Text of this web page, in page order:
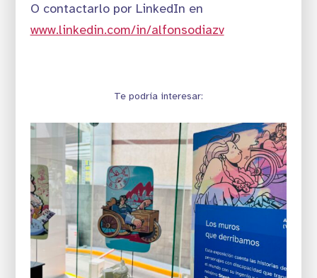
O contactarlo por LinkedIn en
www.linkedin.com/in/alfonsodiazv
Te podría interesar: